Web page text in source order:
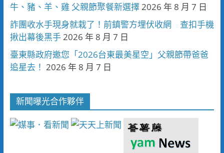
牛、豬、羊、雞 父親節聚餐新選擇2026 年 8 月 7 日
詐團收水手現身就栽了！前鎮警方埋伏收網 查扣手機
揪出幕後黑手2026 年 8 月 7 日
臺東縣政府邀您「2026台東最美星空」父親節帶爸爸
追星去！ 2026 年 8 月 7 日
新聞曝光合作夥伴